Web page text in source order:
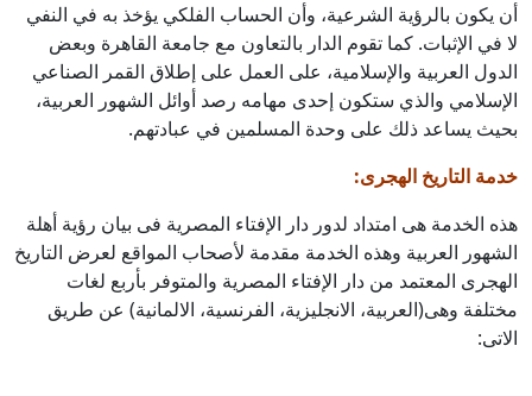
أن يكون بالرؤية الشرعية، وأن الحساب الفلكي يؤخذ به في النفي
لا في الإثبات. كما تقوم الدار بالتعاون مع جامعة القاهرة وبعض
الدول العربية والإسلامية، على العمل على إطلاق القمر الصناعي
الإسلامي والذي ستكون إحدى مهامه رصد أوائل الشهور العربية،
بحيث يساعد ذلك على وحدة المسلمين في عبادتهم.
خدمة التاريخ الهجرى:
هذه الخدمة هى امتداد لدور دار الإفتاء المصرية فى بيان رؤية أهلة
الشهور العربية وهذه الخدمة مقدمة لأصحاب المواقع لعرض التاريخ
الهجرى المعتمد من دار الإفتاء المصرية والمتوفر بأربع لغات
مختلفة وهى(العربية، الانجليزية، الفرنسية، الالمانية) عن طريق
الاتى: